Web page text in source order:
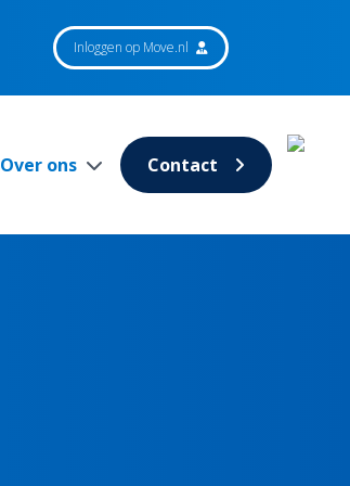
Inloggen op Move.nl
Over ons Contact